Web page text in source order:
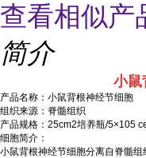
查看相似
简介
小鼠
产品名称：小鼠背根神经节细胞
组织来源：脊髓组织
产品规格：25cm2培养瓶/5×105
细胞简介：
小鼠背根神经节细胞分离自脊髓